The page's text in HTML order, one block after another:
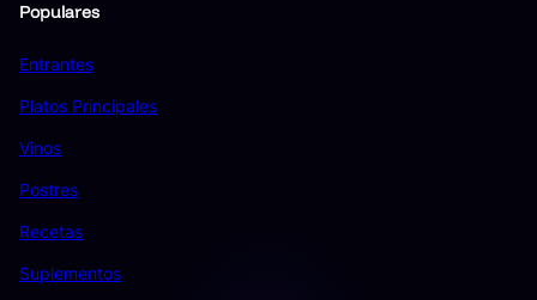
Populares
Entrantes
Platos Principales
Vinos
Postres
Recetas
Suplementos